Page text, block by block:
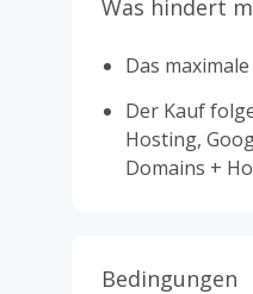
Was hindert
Das
Der Kauf
Hosting,
Domains +
Bedingungen